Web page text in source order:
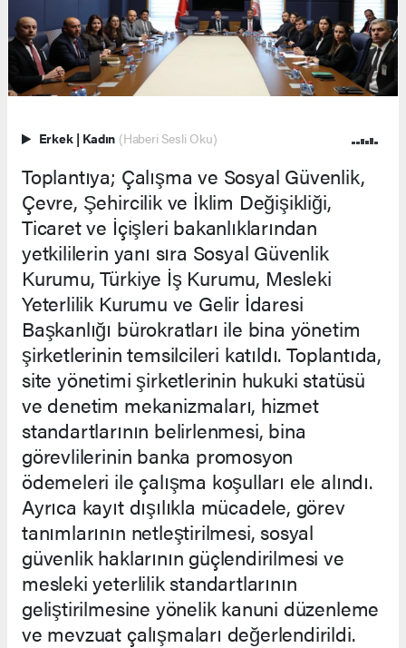
Erkek | Kadın (Haberi Sesli Oku)
Toplantıya; Çalışma ve Sosyal Güvenlik,
Çevre, Şehircilik ve İklim Değişikliği,
Ticaret ve İçişleri bakanlıklarından
yetkililerin yanı sıra Sosyal Güvenlik
Kurumu, Türkiye İş Kurumu, Mesleki
Yeterlilik Kurumu ve Gelir İdaresi
Başkanlığı bürokratları ile bina yönetim
şirketlerinin temsilcileri katıldı. Toplantıda,
site yönetimi şirketlerinin hukuki statüsü
ve denetim mekanizmaları, hizmet
standartlarının belirlenmesi, bina
görevlilerinin banka promosyon
ödemeleri ile çalışma koşulları ele alındı.
Ayrıca kayıt dışılıkla mücadele, görev
tanımlarının netleştirilmesi, sosyal
güvenlik haklarının güçlendirilmesi ve
mesleki yeterlilik standartlarının
geliştirilmesine yönelik kanuni düzenleme
ve mevzuat çalışmaları değerlendirildi.